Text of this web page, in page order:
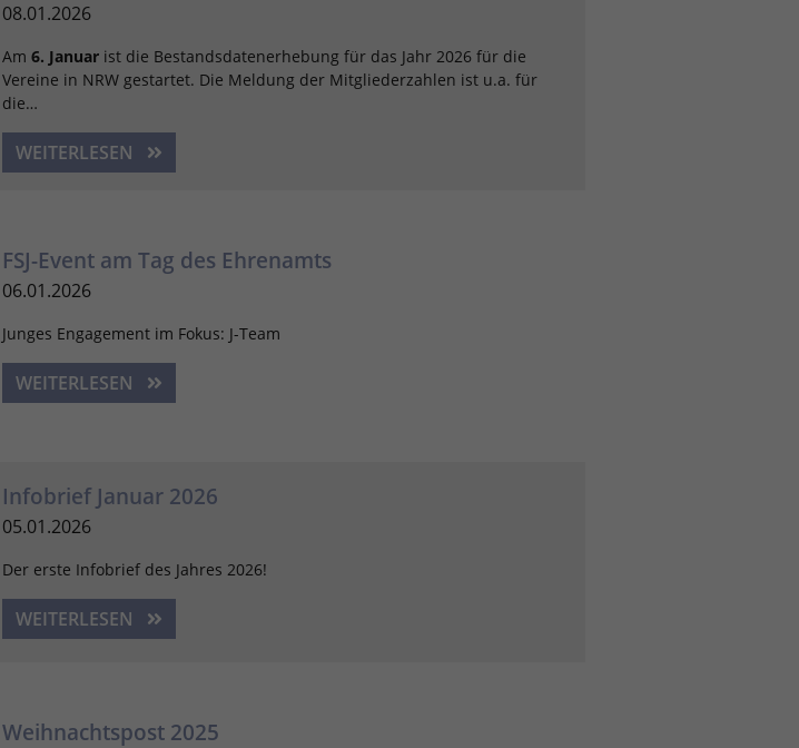
08.01.2026
Am 6. Januar ist die Bestandsdatenerhebung für das Jahr 2026 für die
Vereine in NRW gestartet. Die Meldung der Mitgliederzahlen ist u.a. für
die…
WEITERLESEN
FSJ-Event am Tag des Ehrenamts
06.01.2026
Junges Engagement im Fokus: J-Team
WEITERLESEN
Infobrief Januar 2026
05.01.2026
Der erste Infobrief des Jahres 2026!
WEITERLESEN
Weihnachtspost 2025
aus der sie stammen, und die Seiten
Form.
101278931-2
identifiziert die Besucher nach
oder Interessen und nutzt
DoubleClick des Google Tag
um die gezielte
zu vereinfachen.
um den Sitzungsstatus zu